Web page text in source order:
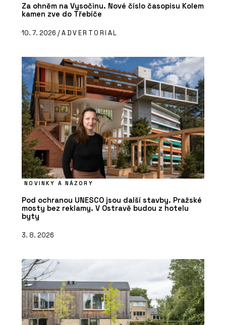
Za ohněm na Vysočinu. Nové číslo časopisu Kolem
kamen zve do Třebíče
10. 7. 2026 /ADVERTORIAL
NOVINKY A NÁZORY
Pod ochranou UNESCO jsou další stavby. Pražské
mosty bez reklamy. V Ostravě budou z hotelu
byty
3. 8. 2026